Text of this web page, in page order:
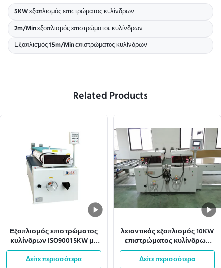
5KW εξοπλισμός επιστρώματος κυλίνδρων
2m/Min εξοπλισμός επιστρώματος κυλίνδρων
Εξοπλισμός 15m/Min επιστρώματος κυλίνδρων
Related Products
Εξοπλισμός επιστρώματος
κυλίνδρων ISO9001 5KW με
το πιάτο χάλυβα 1.5mm
Δείτε περισσότερα
λειαντικός εξοπλισμός 10KW
επιστρώματος κυλίνδρων
Antil πλάτους 1320mm
Effecive
Δείτε περισσότερα